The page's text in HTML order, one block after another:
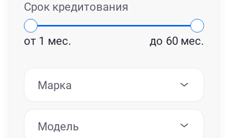
Срок кредитования
от 1 мес. до 60 мес.
Марка
Модель